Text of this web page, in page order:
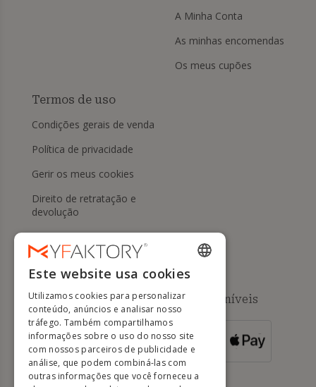
A Minha Conta
As minhas encomendas
Os meus cupões
Termos de uso
Condições gerais de venda
Política de privacidade
Gerir os meus cookies
Direito de retratação e
devolução
Ajuda
Métodos de pagamento disponíveis
PARA
ENCOMENDAS
SUPERIORES A
500 EUROS
ENGLISH
FRENCH
DUTCH
GERMAN
ITALIAN
Este website usa cookies
Utilizamos cookies para personalizar
conteúdo, anúncios e analisar nosso
tráfego. Também compartilhamos
informações sobre o uso do nosso site
com nossos parceiros de publicidade e
análise, que podem combiná-las com
outras informações que você forneceu a